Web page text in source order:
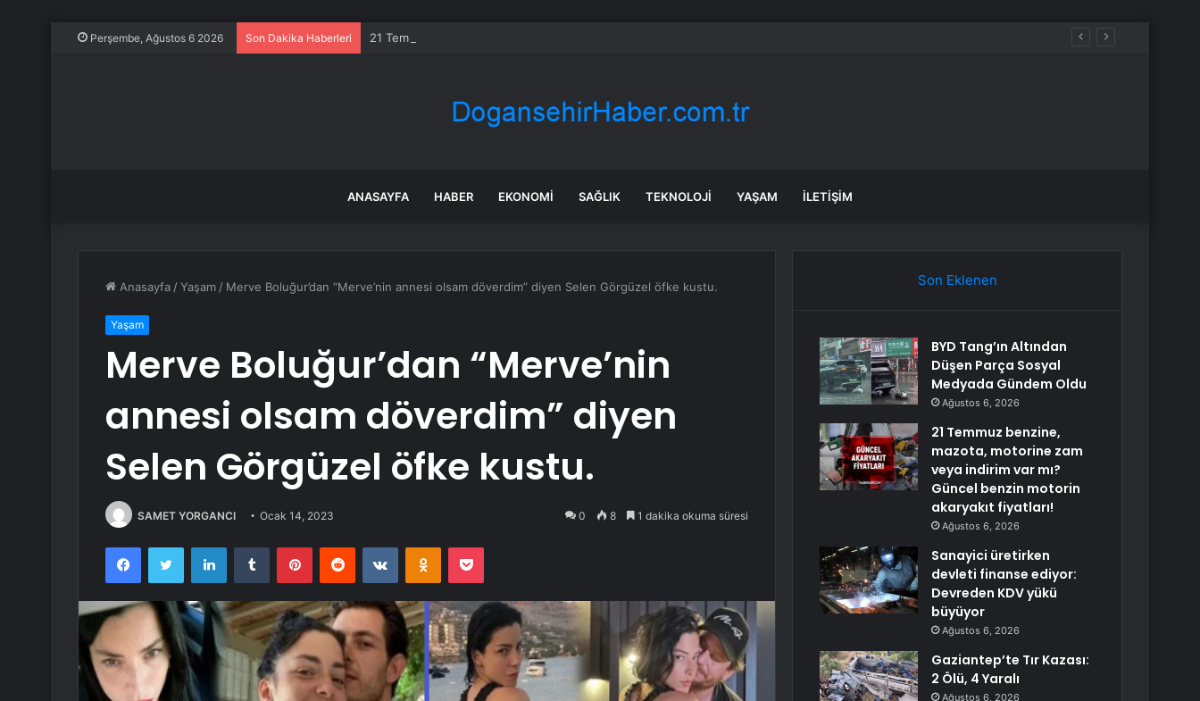
Perşembe, Ağustos 6 2026 Son Dakika Haberleri 21 Temmuz benzine, mazota, motorine zam veya indirim var mı? Güncel benzin motorin akaryakıt fiyatları!
ANASAYFA HABER EKONOMI SAĞLIK TEKNOLOJI YAŞAM İLETIŞIM
Anasayfa /Yaşam / Merve Boluğur’dan “Merve’nin annesi olsam döverdim” diyen Selen Görgüzel öfke kustu.
Yaşam
Merve Boluğur’dan “Merve’nin
annesi olsam döverdim” diyen
Selen Görgüzel öfke kustu.
SAMET YORGANCI Ocak 14, 2023 0 8 1 dakika okuma süresi
FacebookTwitter LinkedInTumblr PinterestReddit VKontakteOdnoklassniki
Pocket
Son Eklenen
BYD Tang’ın Altından
Düşen Parça Sosyal
Medyada Gündem Oldu
Ağustos 6, 2026
21 Temmuz benzine,
mazota, motorine zam
veya indirim var mı?
Güncel benzin motorin
akaryakıt fiyatları!
Ağustos 6, 2026
Sanayici üretirken
devleti finanse ediyor:
Devreden KDV yükü
büyüyor
Ağustos 6, 2026
Gaziantep’te Tır Kazası:
2 Ölü, 4 Yaralı
Ağustos 6, 2026